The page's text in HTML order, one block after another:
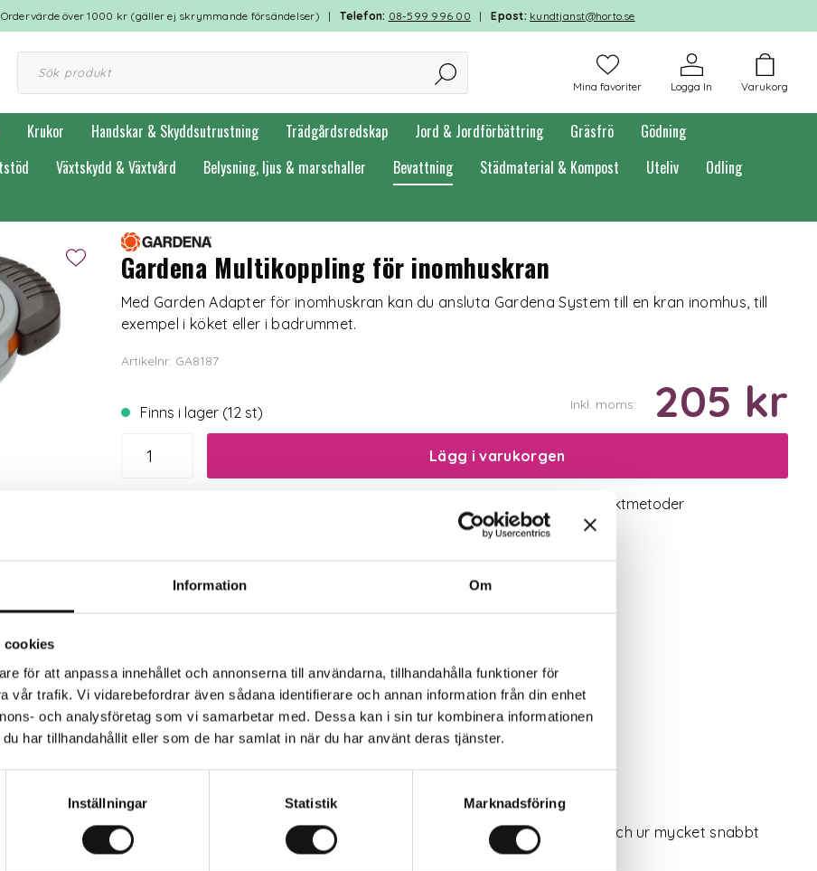
Information Om
cookies
för att anpassa innehållet och annonserna till användarna, tillhandahålla funktioner för
vår trafik. Vi vidarebefordrar även sådana identifierare och annan information från din enhet
och analysföretag som vi samarbetar med. Dessa kan i sin tur kombinera informationen
har tillhandahållit eller som de har samlat in när du har använt deras tjänster.
Inställningar Statistik Marknadsföring
Ordervärde över 1000 kr (gäller ej skrymmande försändelser) |Telefon: 08-599 996 00 |Epost: kundtjanst@horto.se
Varukorg
Logga In
Mina favoriter
Krukor Handskar & Skyddsutrustning Trädgårdsredskap Jord & Jordförbättring Gräsfrö
Gödning
Växtskydd & Växtvård Belysning, ljus & marschaller Bevattning Städmaterial & Kompost Uteliv
Odling
Gardena Multikoppling för inomhuskran
Med Garden Adapter för inomhuskran kan du ansluta Gardena System till en kran inomhus, till
exempel i köket eller i badrummet.
Artikelnr: GA8187
Finns i lager (12 st) Inkl. moms: 205 kr
Lägg i varukorgen
Valbara fraktmetoder
System till en kran inomhus, till exempel i köket eller i badrummet.
alltid att passa. Tack vare adaptern kan Original Gardena System kopplas in och ur mycket snabbt
sätta tillbaka munstycket på kranen.